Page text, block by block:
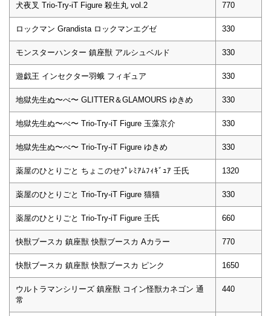
犬夜叉 Trio-Try-iT Figure 殺生丸 vol.2 770
ロックマン Grandista ロックマンエグゼ 330
モンスターハンター 鎮座獣 アルシュベルド 330
遊戯王 インセクター羽蛾 フィギュア 330
地獄先生ぬ〜べ〜 GLITTER＆GLAMOURS ゆきめ 330
地獄先生ぬ〜べ〜 Trio-Try-iT Figure 玉藻京介 330
地獄先生ぬ〜べ〜 Trio-Try-iT Figure ゆきめ 330
薬屋のひとりごと ちょこのせﾌﾟﾚﾐｱﾑﾌｨｷﾞｭｱ 壬氏 1320
薬屋のひとりごと Trio-Try-iT Figure 猫猫 330
薬屋のひとりごと Trio-Try-iT Figure 壬氏 660
快獣ブースカ 鎮座獣 快獣ブースカ Aカラー 770
快獣ブースカ 鎮座獣 快獣ブースカ ピンク 1650
ウルトラマンシリーズ 鎮座獣 コイン怪獣カネゴン 通
常
440